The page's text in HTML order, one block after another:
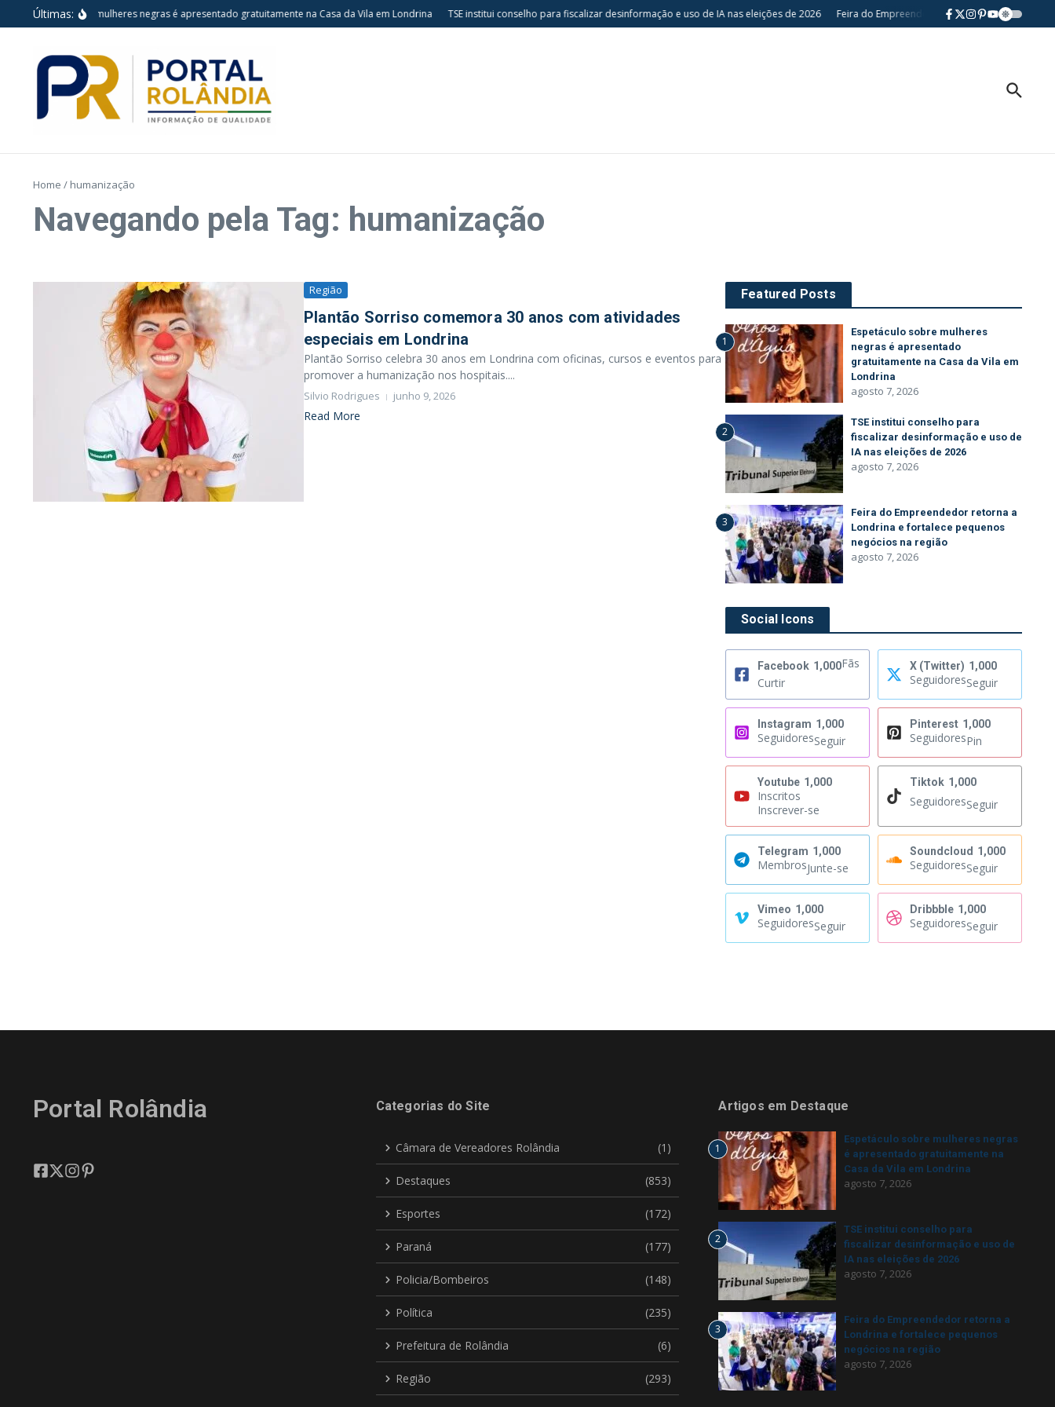
Ir para o conteúdo
Últimas:
Espetáculo sobre mulheres negras é apresentado gratuitamente na Casa da Vila em Londrina TSE institui conselho para fiscalizar desinformação e uso de IA nas eleições de 2026 Feira do Empreendedor retorna a Londrina e
Home / humanização
Navegando pela Tag: humanização
Região
Plantão Sorriso comemora 30 anos com atividades
especiais em Londrina
Plantão Sorriso celebra 30 anos em Londrina com oficinas, cursos e eventos para
promover a humanização nos hospitais....
Silvio Rodrigues junho 9, 2026
Read More
Featured Posts
1
Espetáculo sobre mulheres
negras é apresentado
gratuitamente na Casa da Vila em
Londrina
agosto 7, 2026
2
TSE institui conselho para
fiscalizar desinformação e uso de
IA nas eleições de 2026
agosto 7, 2026
3
Feira do Empreendedor retorna a
Londrina e fortalece pequenos
negócios na região
agosto 7, 2026
Social Icons
Facebook 1,000Fãs
Curtir
X (Twitter) 1,000
SeguidoresSeguir
Instagram 1,000
SeguidoresSeguir
Pinterest 1,000
SeguidoresPin
Youtube 1,000
Inscritos
Inscrever-se
Tiktok 1,000
SeguidoresSeguir
Telegram 1,000
MembrosJunte-se
Soundcloud 1,000
SeguidoresSeguir
Vimeo 1,000
SeguidoresSeguir
Dribbble 1,000
SeguidoresSeguir
Portal Rolândia Categorias do Site
Câmara de Vereadores Rolândia (1)
Destaques (853)
Esportes (172)
Paraná (177)
Policia/Bombeiros (148)
Política (235)
Prefeitura de Rolândia (6)
Região (293)
Artigos em Destaque
1
Espetáculo sobre mulheres negras
é apresentado gratuitamente na
Casa da Vila em Londrina
agosto 7, 2026
2
TSE institui conselho para
fiscalizar desinformação e uso de
IA nas eleições de 2026
agosto 7, 2026
3
Feira do Empreendedor retorna a
Londrina e fortalece pequenos
negócios na região
agosto 7, 2026